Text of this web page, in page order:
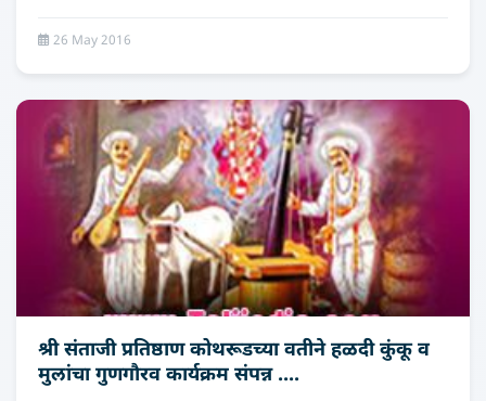
26 May 2016
श्री संताजी प्रतिष्ठाण कोथरूडच्या वतीने हळदी कुंकू व
मुलांचा गुणगौरव कार्यक्रम संपन्न ....